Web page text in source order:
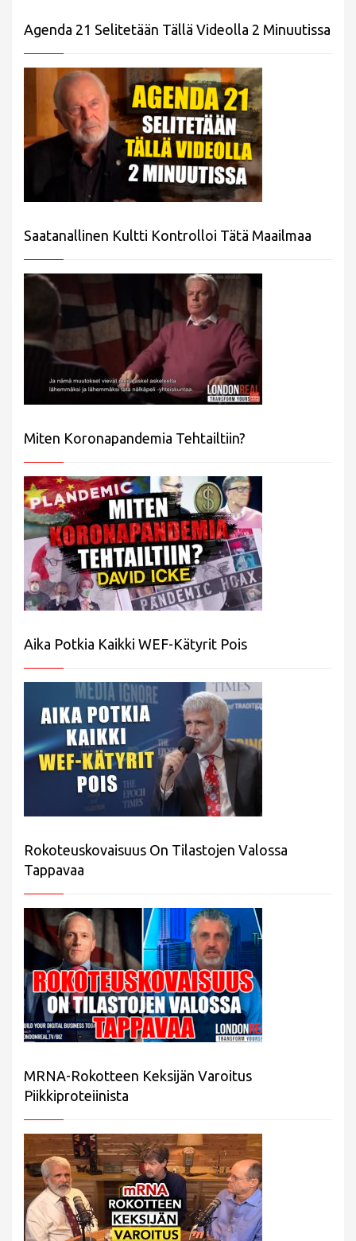
Agenda 21 Selitetään Tällä Videolla 2 Minuutissa
Saatanallinen Kultti Kontrolloi Tätä Maailmaa
Miten Koronapandemia Tehtailtiin?
Aika Potkia Kaikki WEF-Kätyrit Pois
Rokoteuskovaisuus On Tilastojen Valossa
Tappavaa
MRNA-Rokotteen Keksijän Varoitus
Piikkiproteiinista